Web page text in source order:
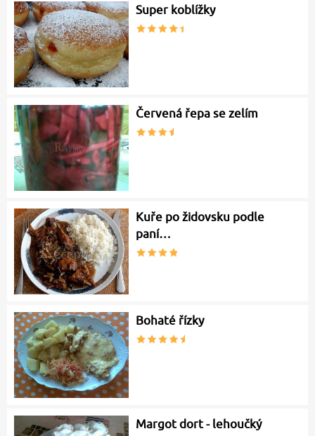
Super koblížky
Červená řepa se zelím
Kuře po židovsku podle
paní…
Bohaté řízky
Margot dort - lehoučký